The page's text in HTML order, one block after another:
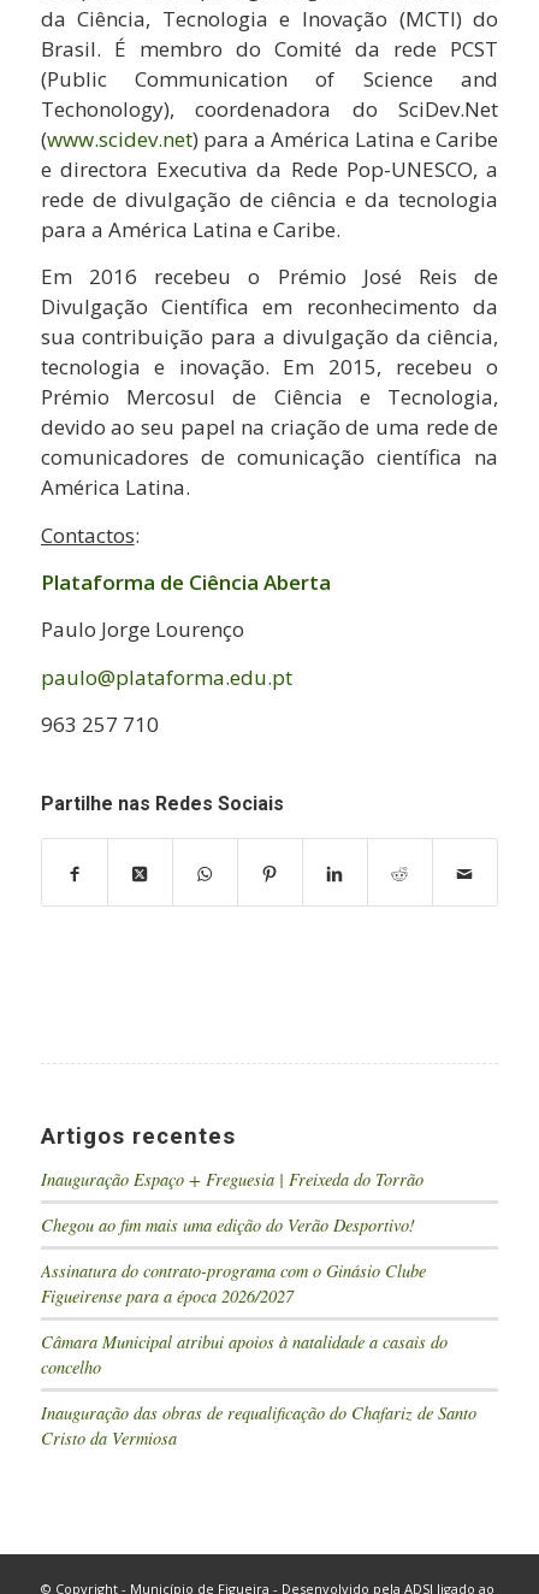
da Ciência, Tecnologia e Inovação (MCTI) do
Brasil. É membro do Comité da rede PCST
(Public Communication of Science and
Techonology), coordenadora do SciDev.Net
(www.scidev.net) para a América Latina e Caribe
e directora Executiva da Rede Pop-UNESCO, a
rede de divulgação de ciência e da tecnologia
para a América Latina e Caribe.
Em 2016 recebeu o Prémio José Reis de
Divulgação Científica em reconhecimento da
sua contribuição para a divulgação da ciência,
tecnologia e inovação. Em 2015, recebeu o
Prémio Mercosul de Ciência e Tecnologia,
devido ao seu papel na criação de uma rede de
comunicadores de comunicação científica na
América Latina.
Contactos:
Plataforma de Ciência Aberta
Paulo Jorge Lourenço
paulo@plataforma.edu.pt
963 257 710
Partilhe nas Redes Sociais
Artigos recentes
Inauguração Espaço + Freguesia | Freixeda do Torrão
Chegou ao fim mais uma edição do Verão Desportivo!
Assinatura do contrato-programa com o Ginásio Clube
Figueirense para a época 2026/2027
Câmara Municipal atribui apoios à natalidade a casais do
concelho
Inauguração das obras de requalificação do Chafariz de Santo
Cristo da Vermiosa
© Copyright - Município de Figueira - Desenvolvido pela ADSI ligado ao